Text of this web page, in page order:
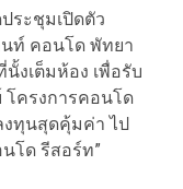
ระชุมเปิดตัว
ท์ คอนโด พัทยา
งเต็มห้อง เพื่อรับ
โครงการคอนโด
งทุนสุดคุ้มค่า ไป
โด รีสอร์ท”